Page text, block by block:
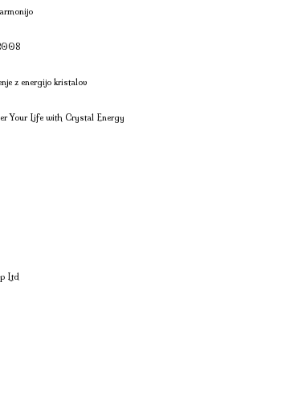
z energijo kristalov
Your Life with Crystal Energy
Ltd